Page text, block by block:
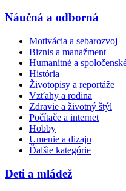
Náučná a odborná
Motivácia a sebarozvoj
Biznis a manažment
Humanitné a
História
Životopisy a reportáže
Vzťahy a rodina
Zdravie a životný štýl
Počítače a internet
Hobby
Umenie a dizajn
Ďalšie kategórie
Deti a mládež